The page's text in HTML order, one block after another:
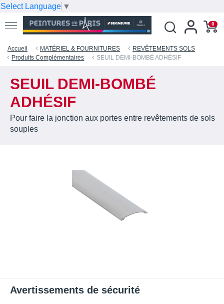
Select Language ▼
0
Accueil MATÉRIEL & FOURNITURES
REVÊTEMENTS SOLS
Produits Complémentaires
SEUIL DEMI-BOMBÉ ADHÉSIF
SEUIL DEMI-BOMBÉ
ADHÉSIF
Pour faire la jonction aux portes entre revêtements de sols
souples
Avertissements de sécurité